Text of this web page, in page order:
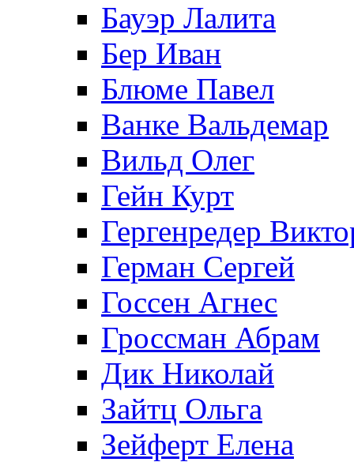
Бауэр Лалита
Бер Иван
Блюме Павел
Ванке Вальдемар
Вильд Олег
Гейн Курт
Гергенредер
Герман Сергей
Госсен Агнес
Гроссман Абрам
Дик Николай
Зайтц Ольга
Зейферт Елена